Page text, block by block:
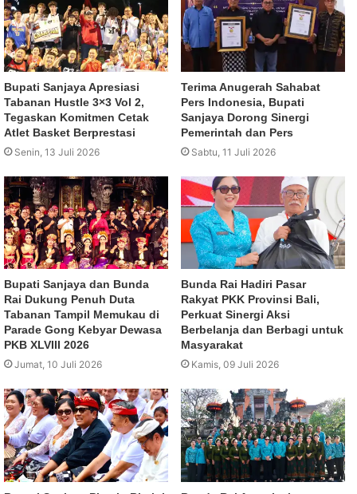
Bupati Sanjaya Apresiasi
Tabanan Hustle 3×3 Vol 2,
Tegaskan Komitmen Cetak
Atlet Basket Berprestasi
Senin, 13 Juli 2026
Terima Anugerah Sahabat
Pers Indonesia, Bupati
Sanjaya Dorong Sinergi
Pemerintah dan Pers
Sabtu, 11 Juli 2026
Bupati Sanjaya dan Bunda
Rai Dukung Penuh Duta
Tabanan Tampil Memukau di
Parade Gong Kebyar Dewasa
PKB XLVIII 2026
Jumat, 10 Juli 2026
Bunda Rai Hadiri Pasar
Rakyat PKK Provinsi Bali,
Perkuat Sinergi Aksi
Berbelanja dan Berbagi untuk
Masyarakat
Kamis, 09 Juli 2026